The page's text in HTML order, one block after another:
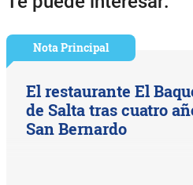
Nota Principal
El restaurante El
de Salta tras cuatro
San Bernardo